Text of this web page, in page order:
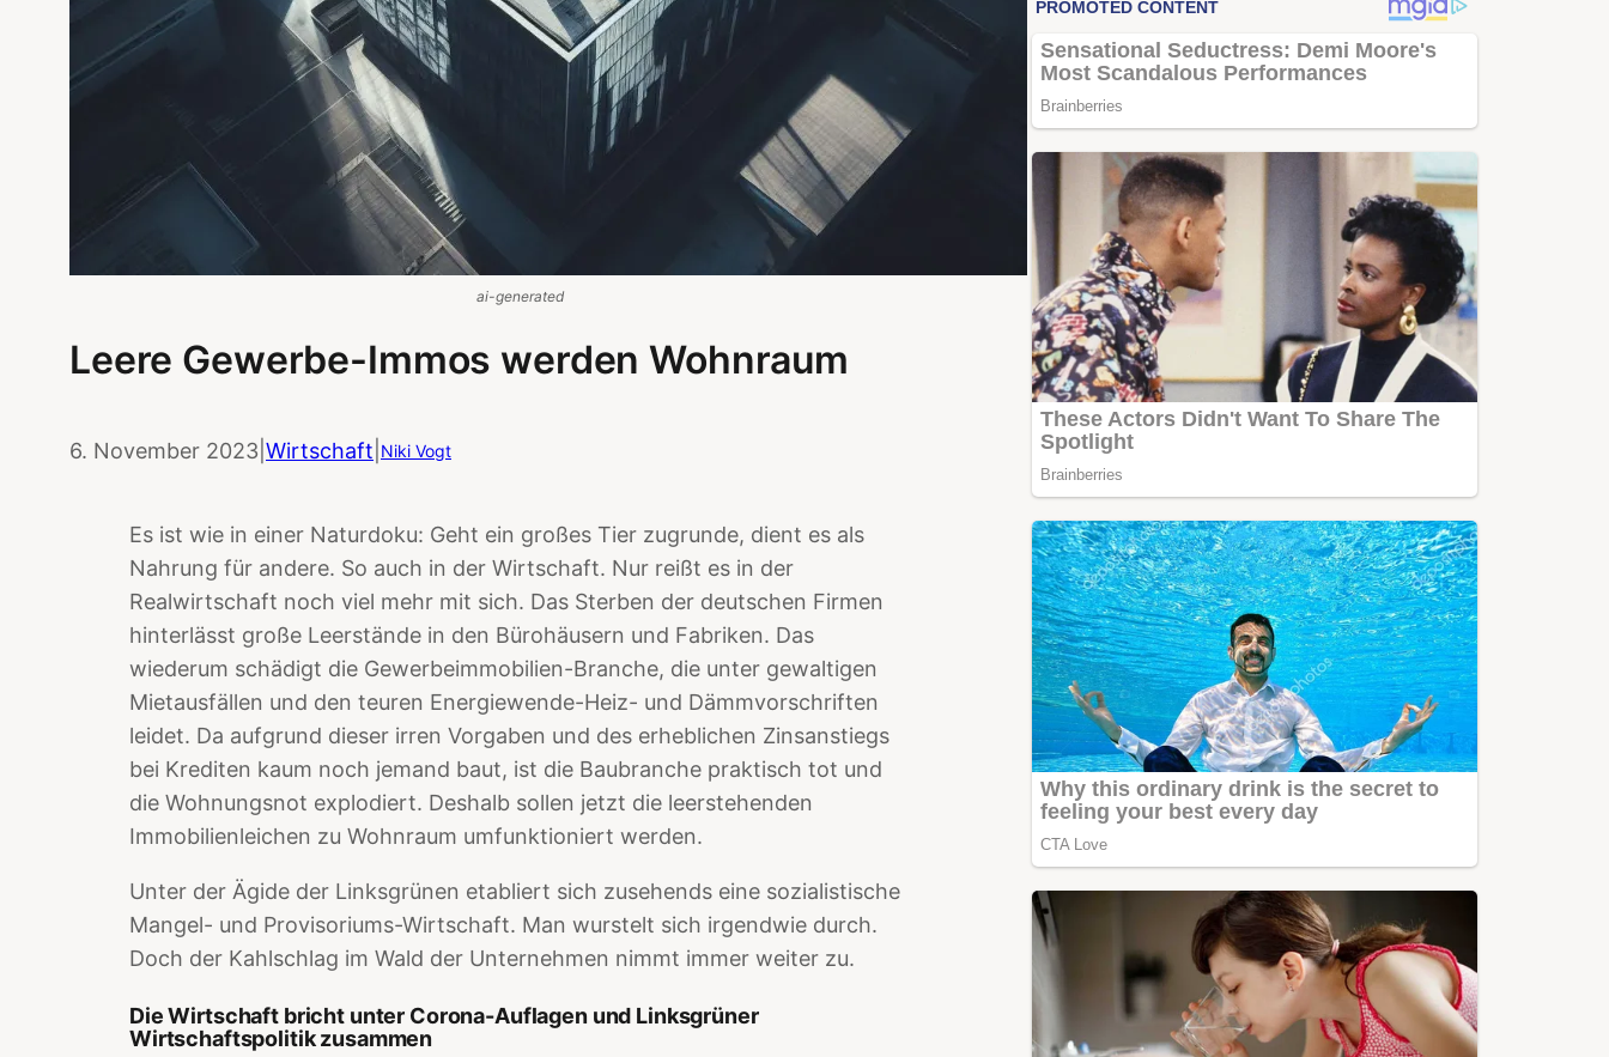
ai-generated
Leere Gewerbe-Immos werden Wohnraum
6. November 2023 Wirtschaft Niki Vogt
Es ist wie in einer Naturdoku: Geht ein großes Tier zugrunde, dient es als
Nahrung für andere. So auch in der Wirtschaft. Nur reißt es in der
Realwirtschaft noch viel mehr mit sich. Das Sterben der deutschen Firmen
hinterlässt große Leerstände in den Bürohäusern und Fabriken. Das
wiederum schädigt die Gewerbeimmobilien-Branche, die unter gewaltigen
Mietausfällen und den teuren Energiewende-Heiz- und Dämmvorschriften
leidet. Da aufgrund dieser irren Vorgaben und des erheblichen Zinsanstiegs
bei Krediten kaum noch jemand baut, ist die Baubranche praktisch tot und
die Wohnungsnot explodiert. Deshalb sollen jetzt die leerstehenden
Immobilienleichen zu Wohnraum umfunktioniert werden.
Unter der Ägide der Linksgrünen etabliert sich zusehends eine sozialistische
Mangel- und Provisoriums-Wirtschaft. Man wurstelt sich irgendwie durch.
Doch der Kahlschlag im Wald der Unternehmen nimmt immer weiter zu.
Die Wirtschaft bricht unter Corona-Auflagen und Linksgrüner
Wirtschaftspolitik zusammen